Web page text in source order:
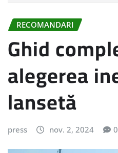
RECOMANDARI
Ghid
alegerea
lansetă
press nov. 2, 2024 0